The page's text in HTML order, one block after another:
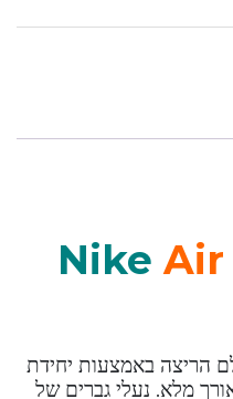
Nike Air
את עולם הריצה באמצעות יחידת
מלא. נעלי גברים של